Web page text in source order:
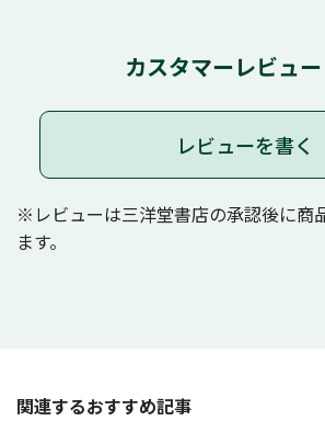
カスタマーレビュー
レビューを書く
※レビューは三洋堂書店の承認後に商
ます。
関連するおすすめ記事